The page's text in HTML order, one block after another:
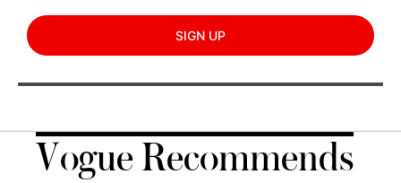
SIGN UP
Vogue Recommends